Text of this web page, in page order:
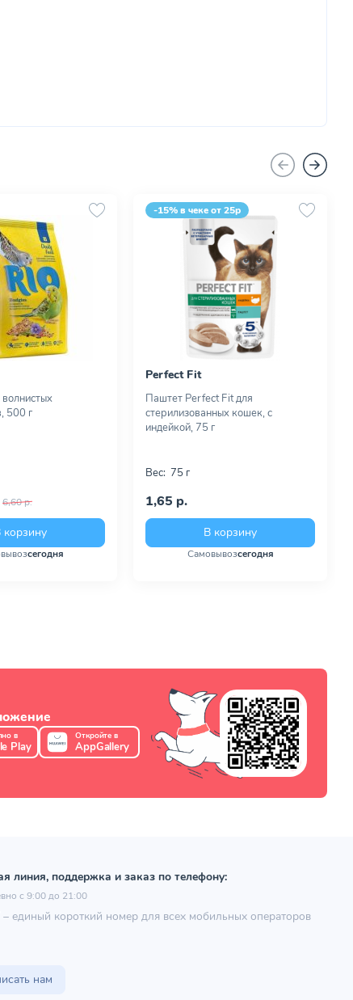
500 г
6,60 р.
корзину
сегодня
-15% в чеке от 25р
Perfect Fit
Паштет Perfect Fit для
стерилизованных кошек, с
индейкой, 75 г
Вес: 75 г
1,65 р.
В корзину
Самовывозсегодня
в
Play
Откройте в
AppGallery
линия, поддержка и заказ по телефону:
с 9:00 до 21:00
– единый короткий номер для всех мобильных операторов
нам